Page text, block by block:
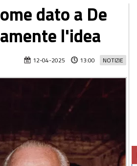
dato a De
l'idea
NOTIZIE
12-04-2025 13:00